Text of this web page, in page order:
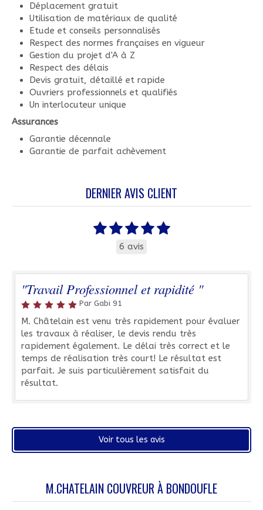
Déplacement gratuit
Utilisation de matériaux de qualité
Etude et conseils personnalisés
Respect des normes françaises en vigueur
Gestion du projet d'A à Z
Respect des délais
Devis gratuit, détaillé et rapide
Ouvriers professionnels et qualifiés
Un interlocuteur unique
Assurances
Garantie décennale
Garantie de parfait achèvement
DERNIER AVIS CLIENT
6 avis
"Travail Professionnel et rapidité "
Par Gabi 91
M. Châtelain est venu très rapidement pour évaluer
les travaux à réaliser, le devis rendu très
rapidement également. Le délai très correct et le
temps de réalisation très court! Le résultat est
parfait. Je suis particulièrement satisfait du
résultat.
Voir tous les avis
M.CHATELAIN COUVREUR À BONDOUFLE